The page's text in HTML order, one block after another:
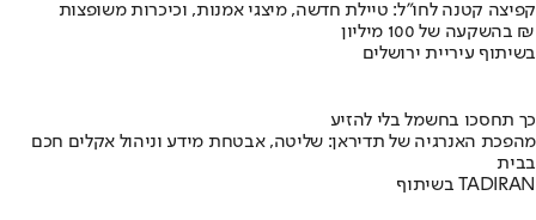
קפיצה קטנה לחו"ל: טיילת חדשה, מיצגי אמנות, וכיכרות משופצות
בהשקעה של 100 מיליון ₪
בשיתוף עיריית ירושלים
כך תחסכו בחשמל בלי להזיע
מהפכת האנרגיה של תדיראן: שליטה, אבטחת מידע וניהול אקלים חכם
בבית
בשיתוף TADIRAN